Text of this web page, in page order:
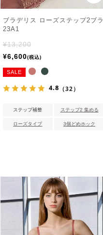
ブラデリス ローズステップ2ブラ
23A1
¥13,200
¥6,600 税込
SALE
4.8 （32）
ステップ補整 ステップ2 集める
ローズタイプ 3個どめホック